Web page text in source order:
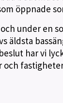
öppnade
under en
äldsta
har vi
och